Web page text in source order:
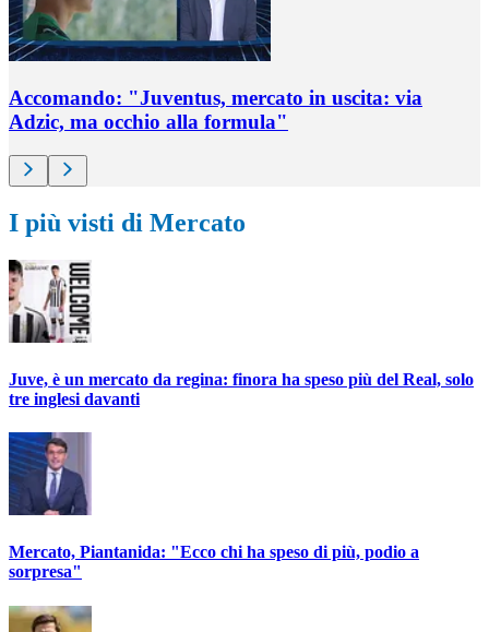
Accomando: "Juventus, mercato in uscita: via
Adzic, ma occhio alla formula"
I più visti di Mercato
Juve, è un mercato da regina: finora ha speso più del Real, solo
tre inglesi davanti
Mercato, Piantanida: "Ecco chi ha speso di più, podio a
sorpresa"